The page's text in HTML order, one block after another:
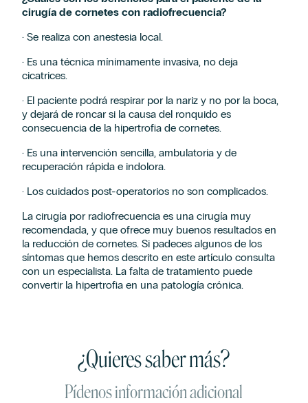
cirugía de cornetes con radiofrecuencia?
· Se realiza con anestesia local.
· Es una técnica mínimamente invasiva, no deja
cicatrices.
· El paciente podrá respirar por la nariz y no por la boca,
y dejará de roncar si la causa del ronquido es
consecuencia de la hipertrofia de cornetes.
· Es una intervención sencilla, ambulatoria y de
recuperación rápida e indolora.
· Los cuidados post-operatorios no son complicados.
La cirugía por radiofrecuencia es una cirugía muy
recomendada, y que ofrece muy buenos resultados en
la reducción de cornetes. Si padeces algunos de los
síntomas que hemos descrito en este artículo consulta
con un especialista. La falta de tratamiento puede
convertir la hipertrofia en una patología crónica.
¿Quieres saber más?
Pídenos información adicional
Solicitud de información